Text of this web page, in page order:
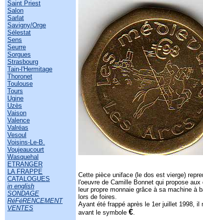
Saint Priest
Salon
Sarlat
Savigny/Orge
Sélestat
Sens
Seurre
Sorgues
Strasbourg
Tain-l'Hermitage
Thoronet
Toulouse
Tours
Ugine
Uzès
Vaison
Valence
Valréas
Vesoul
Voisins-Le-B.
Voujeaucourt
Wasquehal
ETRANGER
LA FRAPPE
CATALOGUES
in english
SONDAGE
RéFéRENCEMENT
VENTES
Cette pièce uniface (le dos est vierge)
l'oeuvre de Camille Bonnet qui propose
leur propre monnaie grâce à sa machine à
lors de foires.
Ayant été frappé après le 1er juillet 1998, il
avant le symbole €.